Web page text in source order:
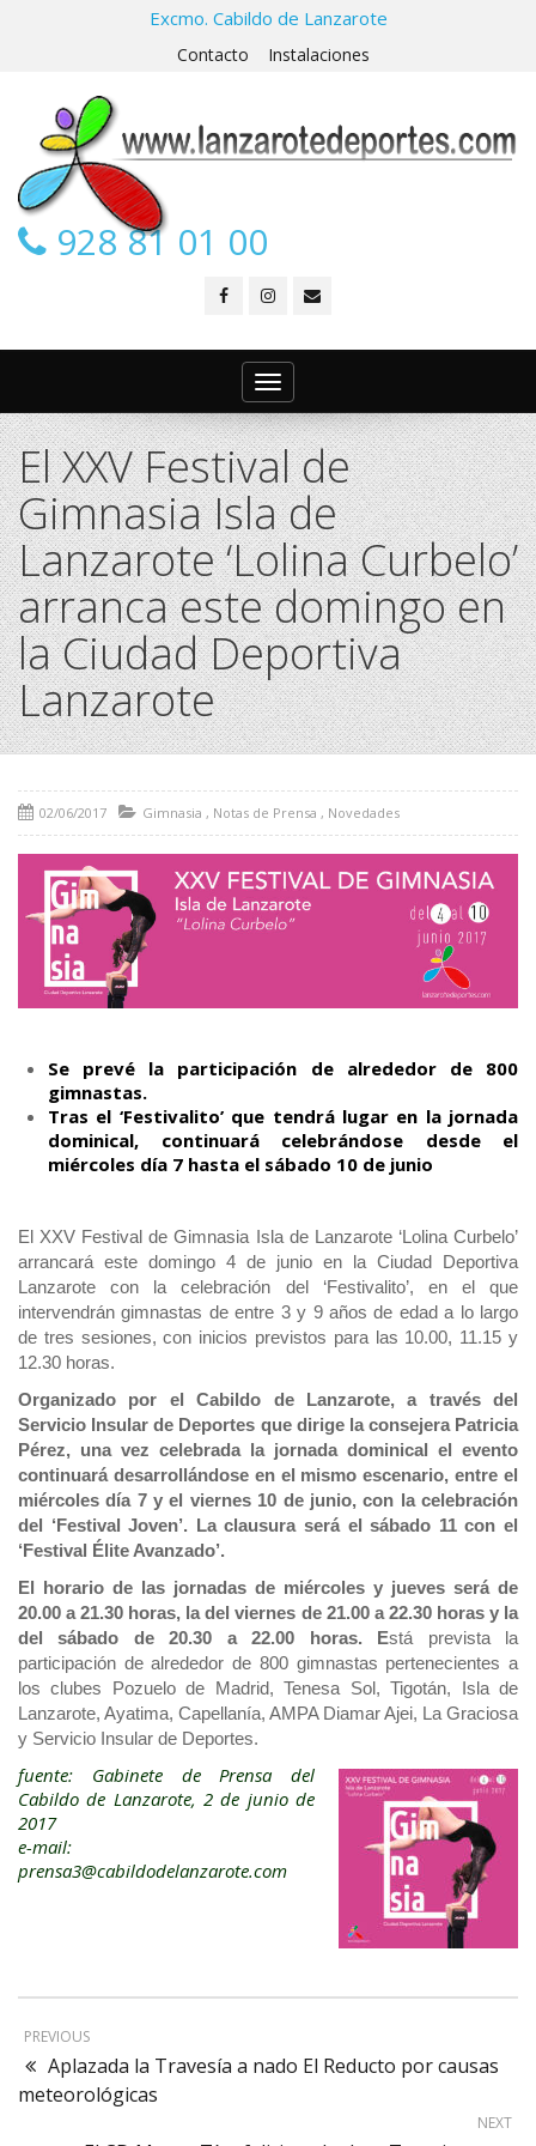
Excmo. Cabildo de Lanzarote
Contacto Instalaciones
928 81 01 00
Toggle
navigation
El XXV Festival de
Gimnasia Isla de
Lanzarote ‘Lolina Curbelo’
arranca este domingo en
la Ciudad Deportiva
Lanzarote
02/06/2017 Gimnasia , Notas de Prensa , Novedades
Se prevé la participación de alrededor de 800
gimnastas.
Tras el ‘Festivalito’ que tendrá lugar en la jornada
dominical, continuará celebrándose desde el
miércoles día 7 hasta el sábado 10 de junio
El XXV Festival de Gimnasia Isla de Lanzarote ‘Lolina Curbelo’
arrancará este domingo 4 de junio en la Ciudad Deportiva
Lanzarote con la celebración del ‘Festivalito’, en el que
intervendrán gimnastas de entre 3 y 9 años de edad a lo largo
de tres sesiones, con inicios previstos para las 10.00, 11.15 y
12.30 horas.
Organizado por el Cabildo de Lanzarote, a través del
Servicio Insular de Deportes que dirige la consejera Patricia
Pérez, una vez celebrada la jornada dominical el evento
continuará desarrollándose en el mismo escenario, entre el
miércoles día 7 y el viernes 10 de junio, con la celebración
del ‘Festival Joven’. La clausura será el sábado 11 con el
‘Festival Élite Avanzado’.
El horario de las jornadas de miércoles y jueves será de
20.00 a 21.30 horas, la del viernes de 21.00 a 22.30 horas y la
del sábado de 20.30 a 22.00 horas. Está prevista la
participación de alrededor de 800 gimnastas pertenecientes a
los clubes Pozuelo de Madrid, Tenesa Sol, Tigotán, Isla de
Lanzarote, Ayatima, Capellanía, AMPA Diamar Ajei, La Graciosa
y Servicio Insular de Deportes.
fuente: Gabinete de Prensa del
Cabildo de Lanzarote, 2 de junio de
2017
e-mail:
prensa3@cabildodelanzarote.com
PREVIOUS
Aplazada la Travesía a nado El Reducto por causas
meteorológicas
NEXT